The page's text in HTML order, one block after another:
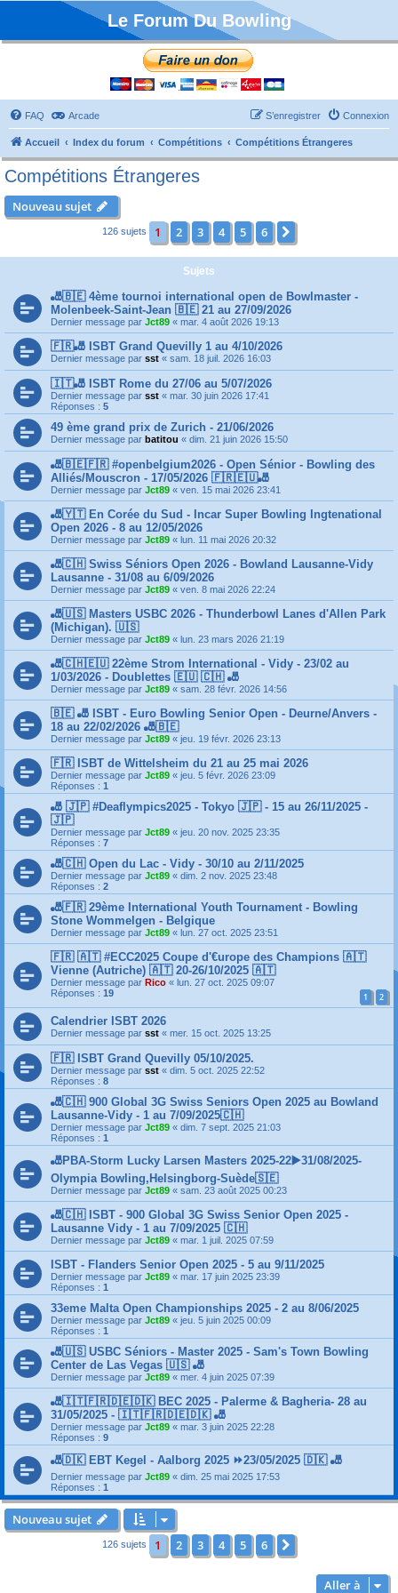
Le Forum Du Bowling
FAQ Arcade Connexion
S’enregistrer
Accueil Index du forum Compétitions Compétitions Étrangeres
Compétitions Étrangeres
Nouveau sujet
126 sujets 1 2 3 4 5 6
Sujets
🎳🇧🇪 4ème tournoi international open de Bowlmaster -
Molenbeek-Saint-Jean 🇧🇪 21 au 27/09/2026
Dernier message par Jct89 « mar. 4 août 2026 19:13
🇫🇷🎳 ISBT Grand Quevilly 1 au 4/10/2026
Dernier message par sst « sam. 18 juil. 2026 16:03
🇮🇹🎳 ISBT Rome du 27/06 au 5/07/2026
Dernier message par sst « mar. 30 juin 2026 17:41
Réponses : 5
49 ème grand prix de Zurich - 21/06/2026
Dernier message par batitou « dim. 21 juin 2026 15:50
🎳🇧🇪🇫🇷 #openbelgium2026 - Open Sénior - Bowling des
Alliés/Mouscron - 17/05/2026 🇫🇷🇪🇺🎳
Dernier message par Jct89 « ven. 15 mai 2026 23:41
🎳🇾🇹 En Corée du Sud - Incar Super Bowling Ingtenational
Open 2026 - 8 au 12/05/2026
Dernier message par Jct89 « lun. 11 mai 2026 20:32
🎳🇨🇭 Swiss Séniors Open 2026 - Bowland Lausanne-Vidy
Lausanne - 31/08 au 6/09/2026
Dernier message par Jct89 « ven. 8 mai 2026 22:24
🎳🇺🇸 Masters USBC 2026 - Thunderbowl Lanes d'Allen Park
(Michigan). 🇺🇸
Dernier message par Jct89 « lun. 23 mars 2026 21:19
🎳🇨🇭🇪🇺 22ème Strom International - Vidy - 23/02 au
1/03/2026 - Doublettes 🇪🇺 🇨🇭 🎳
Dernier message par Jct89 « sam. 28 févr. 2026 14:56
🇧🇪 🎳 ISBT - Euro Bowling Senior Open - Deurne/Anvers -
18 au 22/02/2026 🎳🇧🇪
Dernier message par Jct89 « jeu. 19 févr. 2026 23:13
🇫🇷 ISBT de Wittelsheim du 21 au 25 mai 2026
Dernier message par Jct89 « jeu. 5 févr. 2026 23:09
Réponses : 1
🎳 🇯🇵 #Deaflympics2025 - Tokyo 🇯🇵 - 15 au 26/11/2025 -
🇯🇵
Dernier message par Jct89 « jeu. 20 nov. 2025 23:35
Réponses : 7
🎳🇨🇭 Open du Lac - Vidy - 30/10 au 2/11/2025
Dernier message par Jct89 « dim. 2 nov. 2025 23:48
Réponses : 2
🎳🇫🇷 29ème International Youth Tournament - Bowling
Stone Wommelgen - Belgique
Dernier message par Jct89 « lun. 27 oct. 2025 23:51
🇫🇷 🇦🇹 #ECC2025 Coupe d'€urope des Champions 🇦🇹
Vienne (Autriche) 🇦🇹 20-26/10/2025 🇦🇹
Dernier message par Rico « lun. 27 oct. 2025 09:07
Réponses : 19 1 2
Calendrier ISBT 2026
Dernier message par sst « mer. 15 oct. 2025 13:25
🇫🇷 ISBT Grand Quevilly 05/10/2025.
Dernier message par sst « dim. 5 oct. 2025 22:52
Réponses : 8
🎳🇨🇭 900 Global 3G Swiss Seniors Open 2025 au Bowland
Lausanne-Vidy - 1 au 7/09/2025🇨🇭
Dernier message par Jct89 « dim. 7 sept. 2025 21:03
Réponses : 1
🎳PBA-Storm Lucky Larsen Masters 2025-22▶️31/08/2025-
Olympia Bowling,Helsingborg-Suède🇸🇪
Dernier message par Jct89 « sam. 23 août 2025 00:23
🎳🇨🇭 ISBT - 900 Global 3G Swiss Senior Open 2025 -
Lausanne Vidy - 1 au 7/09/2025 🇨🇭
Dernier message par Jct89 « mar. 1 juil. 2025 07:59
ISBT - Flanders Senior Open 2025 - 5 au 9/11/2025
Dernier message par Jct89 « mar. 17 juin 2025 23:39
Réponses : 1
33eme Malta Open Championships 2025 - 2 au 8/06/2025
Dernier message par Jct89 « jeu. 5 juin 2025 00:09
Réponses : 1
🎳🇺🇸 USBC Séniors - Master 2025 - Sam's Town Bowling
Center de Las Vegas 🇺🇸 🎳
Dernier message par Jct89 « mer. 4 juin 2025 07:39
🎳🇮🇹🇫🇷🇩🇪🇩🇰 BEC 2025 - Palerme & Bagheria- 28 au
31/05/2025 - 🇮🇹🇫🇷🇩🇪🇩🇰 🎳
Dernier message par Jct89 « mar. 3 juin 2025 22:28
Réponses : 9
🎳🇩🇰 EBT Kegel - Aalborg 2025 ⏩23/05/2025 🇩🇰 🎳
Dernier message par Jct89 « dim. 25 mai 2025 17:53
Réponses : 1
Nouveau sujet
126 sujets 1 2 3 4 5 6
Aller à